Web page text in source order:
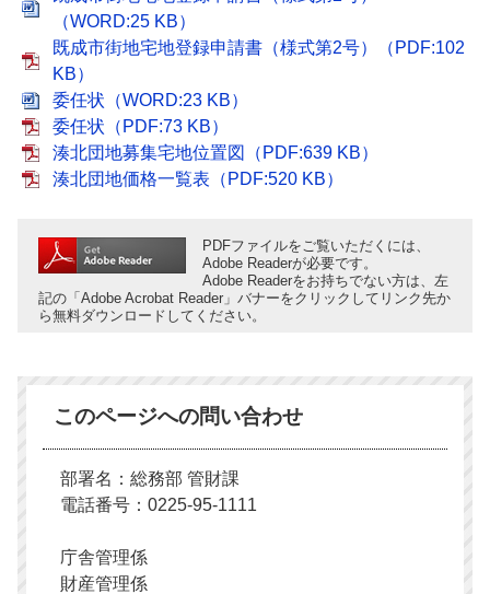
（WORD:25 KB）
既成市街地宅地登録申請書（様式第2号）（PDF:102
KB）
委任状（WORD:23 KB）
委任状（PDF:73 KB）
湊北団地募集宅地位置図（PDF:639 KB）
湊北団地価格一覧表（PDF:520 KB）
PDFファイルをご覧いただくには、
Adobe Readerが必要です。
Adobe Readerをお持ちでない方は、左
記の「Adobe Acrobat Reader」バナーをクリックしてリンク先か
ら無料ダウンロードしてください。
このページへの問い合わせ
部署名：総務部 管財課
電話番号：0225-95-1111
庁舎管理係
財産管理係